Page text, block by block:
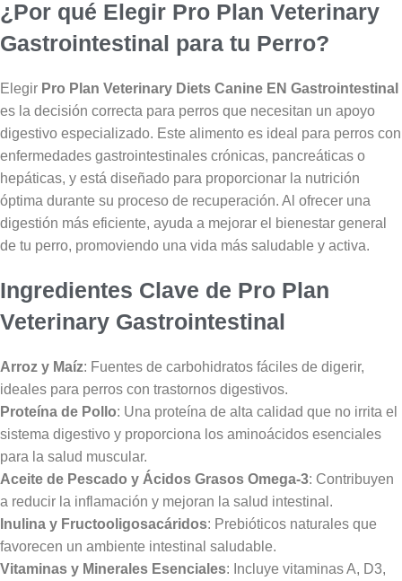
¿Por qué Elegir Pro Plan Veterinary
Gastrointestinal para tu Perro?
Elegir Pro Plan Veterinary Diets Canine EN Gastrointestinal
es la decisión correcta para perros que necesitan un apoyo
digestivo especializado. Este alimento es ideal para perros con
enfermedades gastrointestinales crónicas, pancreáticas o
hepáticas, y está diseñado para proporcionar la nutrición
óptima durante su proceso de recuperación. Al ofrecer una
digestión más eficiente, ayuda a mejorar el bienestar general
de tu perro, promoviendo una vida más saludable y activa.
Ingredientes Clave de Pro Plan
Veterinary Gastrointestinal
Arroz y Maíz: Fuentes de carbohidratos fáciles de digerir,
ideales para perros con trastornos digestivos.
Proteína de Pollo: Una proteína de alta calidad que no irrita el
sistema digestivo y proporciona los aminoácidos esenciales
para la salud muscular.
Aceite de Pescado y Ácidos Grasos Omega-3: Contribuyen
a reducir la inflamación y mejoran la salud intestinal.
Inulina y Fructooligosacáridos: Prebióticos naturales que
favorecen un ambiente intestinal saludable.
Vitaminas y Minerales Esenciales: Incluye vitaminas A, D3,